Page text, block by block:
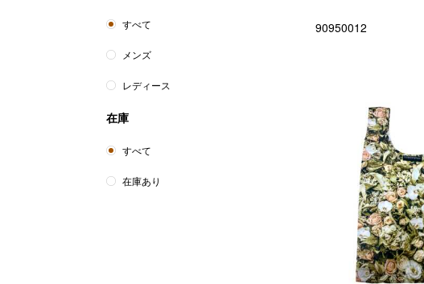
90950012
すべて
メンズ
レディース
在庫
すべて
在庫あり